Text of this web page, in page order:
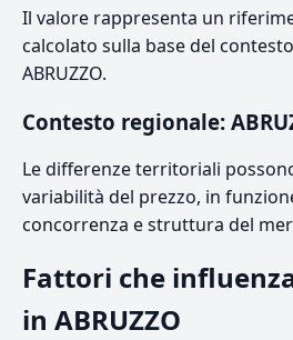
Il valore rappresenta un
calcolato sulla base del
ABRUZZO.
Contesto regionale:
Le differenze territoriali
variabilità del prezzo, in
concorrenza e struttura del
Fattori che
in ABRUZZO